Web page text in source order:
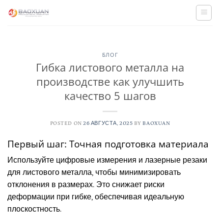
БЛОГ
Гибка листового металла на
производстве как улучшить
качество 5 шагов
POSTED ON26 АВГУСТА, 2025 BY BAOXUAN
Первый шаг: Точная подготовка материала
Используйте цифровые измерения и лазерные резаки
для листового металла, чтобы минимизировать
отклонения в размерах. Это снижает риски
деформации при гибке, обеспечивая идеальную
плоскостность.